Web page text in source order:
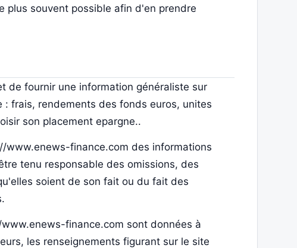
plus souvent possible afin d'en prendre
de fournir une information généraliste sur
frais, rendements des fonds euros, unites
son placement epargne..
www.enews-finance.com des informations
tenu responsable des omissions, des
soient de son fait ou du fait des
finance.com sont données à
les renseignements figurant sur le site